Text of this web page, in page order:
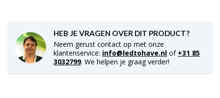
HEB JE VRAGEN OVER DIT PRODUCT?
Neem gerust contact op met onze
klantenservice: info@ledtohave.nl of +31 85
3032799. We helpen je graag verder!